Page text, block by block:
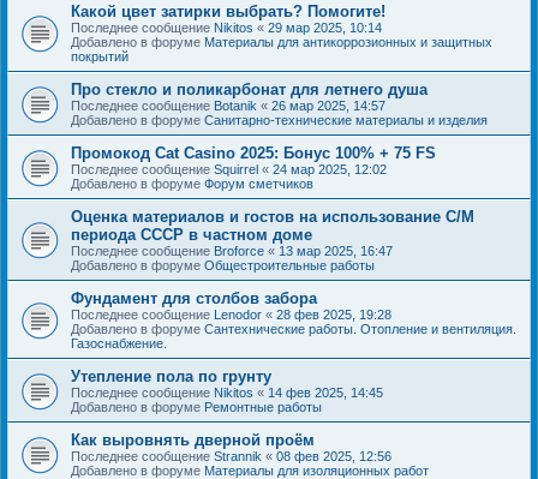
Какой цвет затирки выбрать? Помогите!
Последнее сообщение Nikitos « 29 мар 2025, 10:14
Добавлено в форуме Материалы для антикоррозионных и защитных
покрытий
Про стекло и поликарбонат для летнего душа
Последнее сообщение Botanik « 26 мар 2025, 14:57
Добавлено в форуме Санитарно-технические материалы и изделия
Промокод Cat Casino 2025: Бонус 100% + 75 FS
Последнее сообщение Squirrel « 24 мар 2025, 12:02
Добавлено в форуме Форум сметчиков
Оценка материалов и гостов на использование С/М
периода СССР в частном доме
Последнее сообщение Broforce « 13 мар 2025, 16:47
Добавлено в форуме Общестроительные работы
Фундамент для столбов забора
Последнее сообщение Lenodor « 28 фев 2025, 19:28
Добавлено в форуме Сантехнические работы. Отопление и вентиляция.
Газоснабжение.
Утепление пола по грунту
Последнее сообщение Nikitos « 14 фев 2025, 14:45
Добавлено в форуме Ремонтные работы
Как выровнять дверной проём
Последнее сообщение Strannik « 08 фев 2025, 12:56
Добавлено в форуме Материалы для изоляционных работ